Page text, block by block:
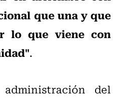
que una y que
lo que viene con
.
del